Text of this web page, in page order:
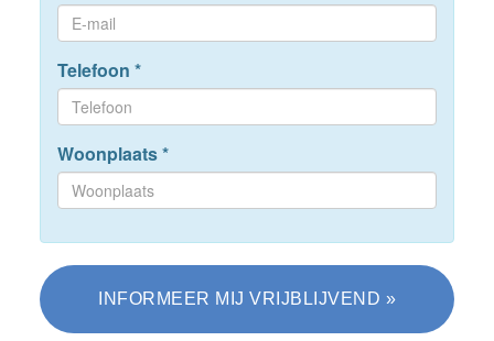
Telefoon *
Woonplaats*